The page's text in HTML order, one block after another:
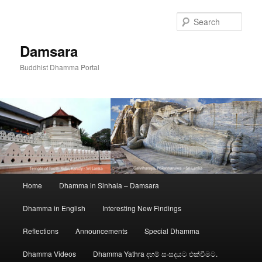
Damsara
Buddhist Dhamma Portal
Home Dhamma in Sinhala – Damsara
Dhamma in English Interesting New Findings
Reflections Announcements Special Dhamma
Dhamma Videos Dhamma Yathra දහම් සංසදයට එක්වීමට.